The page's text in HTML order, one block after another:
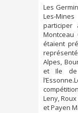
Les
Les-
participer
Montceau
étaient
Alpes,
et Ile de
Leny,
et Payen